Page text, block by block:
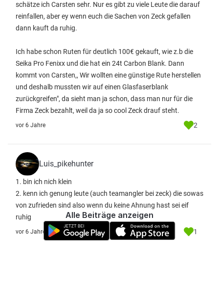
schätze ich Carsten sehr. Nur es gibt zu viele Leute die darauf
reinfallen, aber ey wenn euch die Sachen von Zeck gefallen
dann kauft da ruhig.
Ich habe schon Ruten für deutlich 100€ gekauft, wie z.b die
Seika Pro Fenixx und die hat ein 24t Carbon Blank. Dann
kommt von Carsten,, Wir wollten eine günstige Rute herstellen
und deshalb mussten wir auf einen Glasfaserblank
zurückgreifen", da sieht man ja schon, dass man nur für die
Firma Zeck bezahlt, weil da ja so cool Zeck drauf steht.
vor 6 Jahre 2
Luis_pikehunter
1. bin ich nich klein
2. kenn ich genung leute (auch teamangler bei zeck) die sowas
von zufrieden sind also wenn du keine Ahnung hast sei eif
ruhig
vor 6 Jahre 1
Alle Beiträge anzeigen